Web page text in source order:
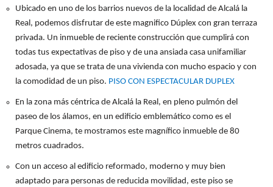
Ubicado en uno de los barrios nuevos de la localidad de Alcalá la
Real, podemos disfrutar de este magnifico Dúplex con gran terraza
privada. Un inmueble de reciente construcción que cumplirá con
todas tus expectativas de piso y de una ansiada casa unifamiliar
adosada, ya que se trata de una vivienda con mucho espacio y con
la comodidad de un piso. PISO CON ESPECTACULAR DUPLEX
En la zona más céntrica de Alcalá la Real, en pleno pulmón del
paseo de los álamos, en un edificio emblemático como es el
Parque Cinema, te mostramos este magnífico inmueble de 80
metros cuadrados.
Con un acceso al edificio reformado, moderno y muy bien
adaptado para personas de reducida movilidad, este piso se